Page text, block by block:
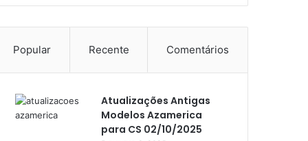
Americabox S101
Americabox S105 Plus
Americabox S205 Plus
Americabox S305 Plus
Popular Recente Comentários
Atualizações Antigas
Modelos Azamerica
para CS 02/10/2025